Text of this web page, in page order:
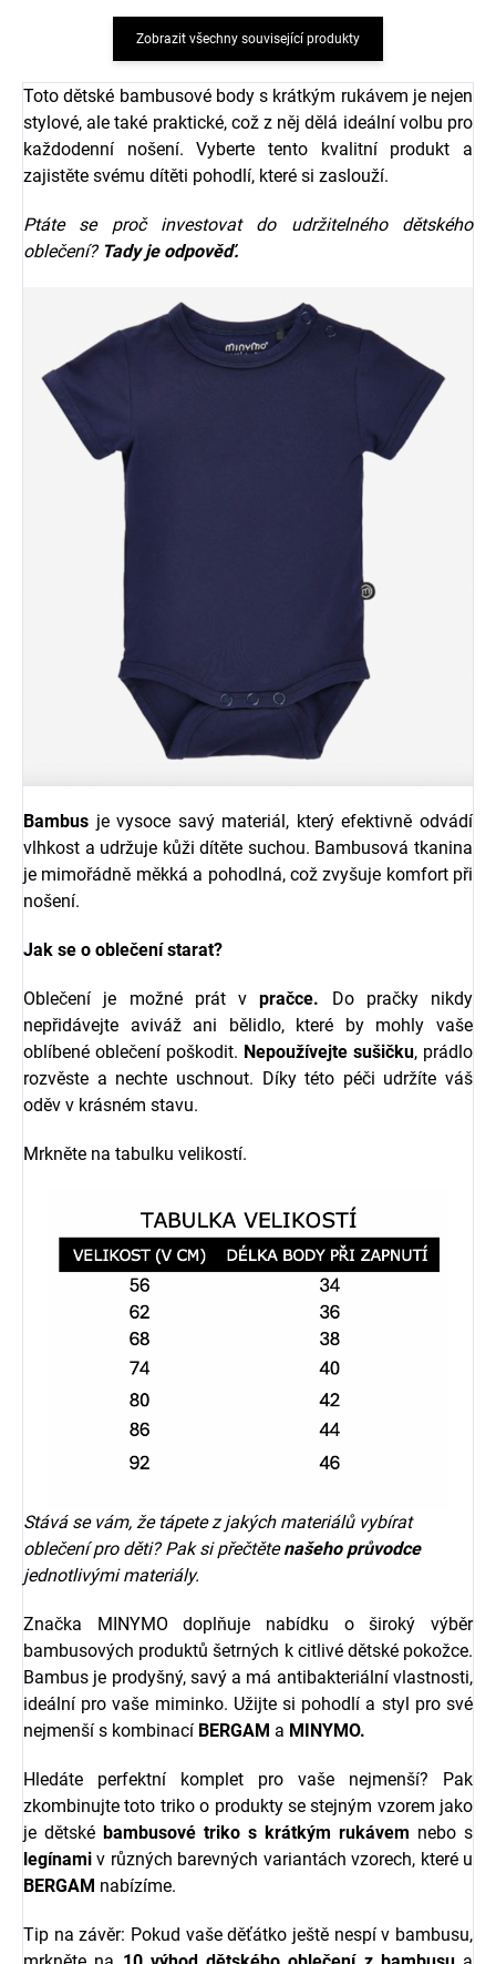
Zobrazit všechny související produkty
Toto dětské bambusové body s krátkým rukávem je nejen
stylové, ale také praktické, což z něj dělá ideální volbu pro
každodenní nošení. Vyberte tento kvalitní produkt a
zajistěte svému dítěti pohodlí, které si zaslouží.
Ptáte se proč investovat do udržitelného dětského
oblečení? Tady je odpověď.
Bambus je vysoce savý materiál, který efektivně odvádí
vlhkost a udržuje kůži dítěte suchou. Bambusová tkanina
je mimořádně měkká a pohodlná, což zvyšuje komfort při
nošení.
Jak se o oblečení starat?
Oblečení je možné prát vpračce. Do pračky nikdy
nepřidávejte aviváž ani bělidlo, které by mohly vaše
oblíbené oblečení poškodit. Nepoužívejte sušičku, prádlo
rozvěste a nechte uschnout. Díky této péči udržíte váš
oděv v krásném stavu.
Mrkněte na tabulku velikostí.
Stává se vám, že tápete z jakých materiálů vybírat
oblečení pro děti? Pak si přečtětenašeho průvodce
jednotlivými materiály.
Značka MINYMO doplňuje nabídku o široký výběr
bambusových produktů šetrných k citlivé dětské pokožce.
Bambus je prodyšný, savý a má antibakteriální vlastnosti,
ideální pro vaše miminko. Užijte si pohodlí a styl pro své
nejmenší s kombinací BERGAM a MINYMO.
Hledáte perfektní komplet pro vaše nejmenší? Pak
zkombinujte toto triko o produkty se stejným vzorem jako
je dětské bambusové triko s krátkým rukávem nebo s
legínami v různých barevných variantách vzorech, které u
BERGAM nabízíme.
Tip na závěr: Pokud vaše děťátko ještě nespí v bambusu,